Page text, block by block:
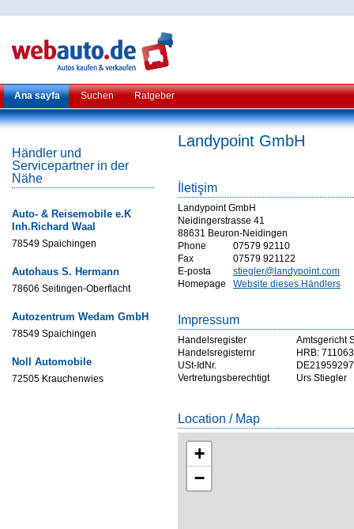
Ana sayfa Suchen Ratgeber
Händler und
Servicepartner in der
Nähe
Auto- & Reisemobile e.K
Inh.Richard Waal
78549 Spaichingen
Autohaus S. Hermann
78606 Seitingen-Oberflacht
Autozentrum Wedam GmbH
78549 Spaichingen
Noll Automobile
72505 Krauchenwies
Landypoint GmbH
İletişim
Landypoint GmbH
Neidingerstrasse 41
88631 Beuron-Neidingen
Phone
07579 92110
Fax
07579 921122
E-posta
stiegler@landypoint.com
Homepage
Website dieses Händlers
Impressum
Handelsregister
Amtsgericht
Handelsregisternr
HRB: 711063
USt-IdNr.
Vertretungsberechtigt
Urs Stiegler
Location / Map
+
−